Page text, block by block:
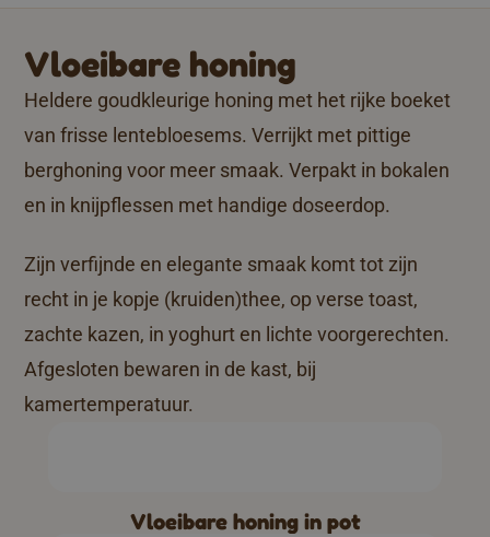
Vloeibare honing
Heldere goudkleurige honing met het rijke boeket
van frisse lentebloesems. Verrijkt met pittige
berghoning voor meer smaak. Verpakt in bokalen
en in knijpflessen met handige doseerdop.
Zijn verfijnde en elegante smaak komt tot zijn
recht in je kopje (kruiden)thee, op verse toast,
zachte kazen, in yoghurt en lichte voorgerechten.
Afgesloten bewaren in de kast, bij
kamertemperatuur.
Vloeibare honing in pot